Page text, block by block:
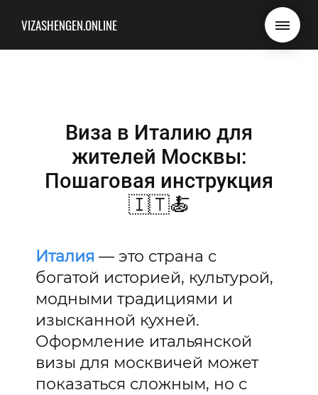
VIZASHENGEN.ONLINE
Виза в Италию для
жителей Москвы:
Пошаговая инструкция
🇮🇹🍝
Италия — это страна с
богатой историей, культурой,
модными традициями и
изысканной кухней.
Оформление итальянской
визы для москвичей может
показаться сложным, но с